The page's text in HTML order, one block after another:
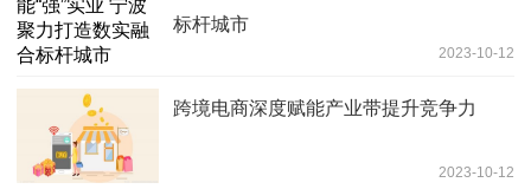
标杆城市
2023-10-12
跨境电商深度赋能产业带提升竞争力
2023-10-12